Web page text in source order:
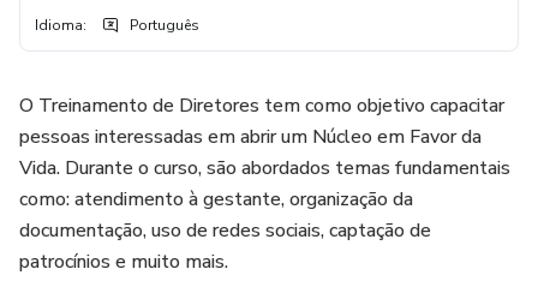
Idioma: Português
O Treinamento de Diretores tem como objetivo capacitar
pessoas interessadas em abrir um Núcleo em Favor da
Vida. Durante o curso, são abordados temas fundamentais
como: atendimento à gestante, organização da
documentação, uso de redes sociais, captação de
patrocínios e muito mais.